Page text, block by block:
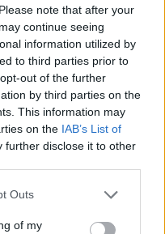
note that after your
continue seeing
information utilized by
to third parties prior to
out of the further
by third parties on the
This information may
on the IAB’s List of
further disclose it to other
one or more Google
You may click to
Outs
of my
a Ferrari Max
megszerzéséért
Verstappen